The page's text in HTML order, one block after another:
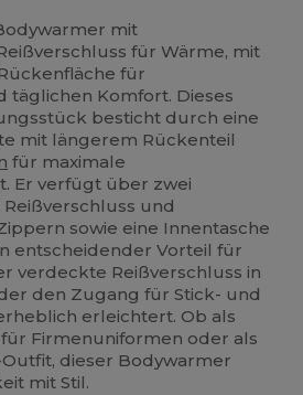
mit
für Wärme, mit
für
täglichen Komfort. Dieses
besticht durch eine
mit längerem Rückenteil
für maximale
Er verfügt über zwei
und
sowie eine Innentasche
entscheidender Vorteil für
verdeckte Reißverschluss in
den Zugang für Stick- und
erleichtert. Ob als
Firmenuniformen oder als
dieser Bodywarmer
mit Stil.